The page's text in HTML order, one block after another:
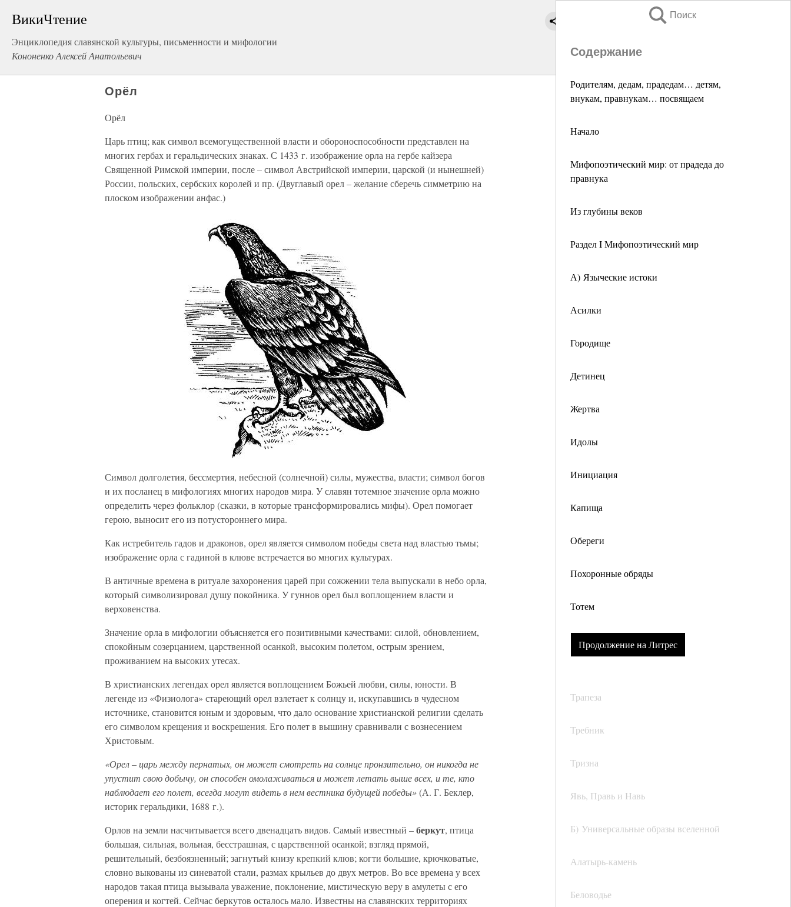
ВикиЧтение
Энциклопедия славянской культуры, письменности и мифологии
Кононенко Алексей Анатольевич
Поиск
Содержание
Родителям, дедам, прадедам… детям,
внукам, правнукам… посвящаем
Начало
Мифопоэтический мир: от прадеда до
правнука
Из глубины веков
Раздел I Мифопоэтический мир
А) Языческие истоки
Асилки
Городище
Детинец
Жертва
Идолы
Инициация
Капища
Обереги
Похоронные обряды
Тотем
Продолжение на Литрес
Трапеза
Требник
Тризна
Явь, Правь и Навь
Б) Универсальные образы вселенной
Алатырь-камень
Беловодье
Орёл
Орёл
Царь птиц; как символ всемогущественной власти и обороноспособности представлен на
многих гербах и геральдических знаках. С 1433 г. изображение орла на гербе кайзера
Священной Римской империи, после – символ Австрийской империи, царской (и нынешней)
России, польских, сербских королей и пр. (Двуглавый орел – желание сберечь симметрию на
плоском изображении анфас.)
Символ долголетия, бессмертия, небесной (солнечной) силы, мужества, власти; символ богов
и их посланец в мифологиях многих народов мира. У славян тотемное значение орла можно
определить через фольклор (сказки, в которые трансформировались мифы). Орел помогает
герою, выносит его из потустороннего мира.
Как истребитель гадов и драконов, орел является символом победы света над властью тьмы;
изображение орла с гадиной в клюве встречается во многих культурах.
В античные времена в ритуале захоронения царей при сожжении тела выпускали в небо орла,
который символизировал душу покойника. У гуннов орел был воплощением власти и
верховенства.
Значение орла в мифологии объясняется его позитивными качествами: силой, обновлением,
спокойным созерцанием, царственной осанкой, высоким полетом, острым зрением,
проживанием на высоких утесах.
В христианских легендах орел является воплощением Божьей любви, силы, юности. В
легенде из «Физиолога» стареющий орел взлетает к солнцу и, искупавшись в чудесном
источнике, становится юным и здоровым, что дало основание христианской религии сделать
его символом крещения и воскрешения. Его полет в вышину сравнивали с вознесением
Христовым.
«Орел – царь между пернатых, он может смотреть на солнце пронзительно, он никогда не
упустит свою добычу, он способен омолаживаться и может летать выше всех, и те, кто
наблюдает его полет, всегда могут видеть в нем вестника будущей победы»(А. Г. Беклер,
историк геральдики, 1688 г.).
Орлов на земли насчитывается всего двенадцать видов. Самый известный –беркут, птица
большая, сильная, вольная, бесстрашная, с царственной осанкой; взгляд прямой,
решительный, безбоязненный; загнутый книзу крепкий клюв; когти большие, крючковатые,
словно выкованы из синеватой стали, размах крыльев до двух метров. Во все времена у всех
народов такая птица вызывала уважение, поклонение, мистическую веру в амулеты с его
оперения и когтей. Сейчас беркутов осталось мало. Известны на славянских территориях